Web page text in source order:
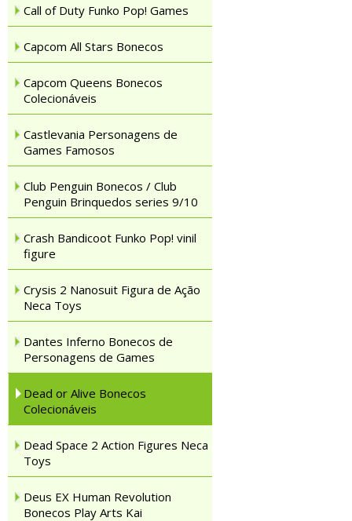
Call of Duty Funko Pop! Games
Capcom All Stars Bonecos
Capcom Queens Bonecos
Colecionáveis
Castlevania Personagens de
Games Famosos
Club Penguin Bonecos / Club
Penguin Brinquedos series 9/10
Crash Bandicoot Funko Pop! vinil
figure
Crysis 2 Nanosuit Figura de Ação
Neca Toys
Dantes Inferno Bonecos de
Personagens de Games
Dead or Alive Bonecos
Colecionáveis
Dead Space 2 Action Figures Neca
Toys
Deus EX Human Revolution
Bonecos Play Arts Kai